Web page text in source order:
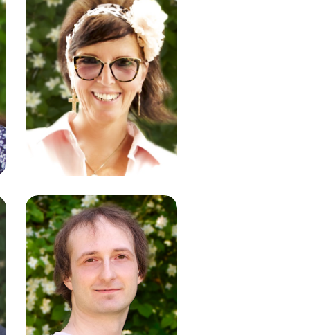
Claudia Müller-
Georg
Zeichnungen
David Kiefer